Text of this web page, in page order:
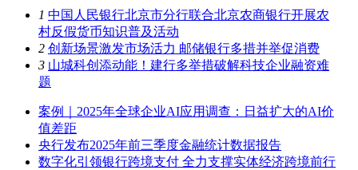
1 中国人民银行北京市分行联合北京农商银行开展农
村反假货币知识普及活动
2 创新场景激发市场活力 邮储银行多措并举促消费
3 山城科创添动能！建行多举措破解科技企业融资难
题
案例｜2025年全球企业AI应用调查：日益扩大的AI价
值差距
央行发布2025年前三季度金融统计数据报告
数字化引领银行跨境支付 全力支撑实体经济跨境前行